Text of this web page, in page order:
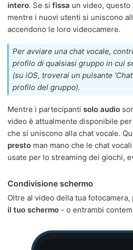
intero. Se si fissa un video,
mentre i nuovi utenti si uniscono
accendono le loro videocamere.
Per avviare una chat vocale,
profilo di qualsiasi gruppo in cui
(su iOS, troverai un pulsante
profilo del gruppo).
Mentre i partecipanti solo audio
video è attualmente disponibile
che si uniscono alla chat vocale.
presto man mano che le chat
usate per lo streaming dei giochi,
Condivisione schermo
Oltre al video della tua fotocamera,
il tuo schermo - o entrambi